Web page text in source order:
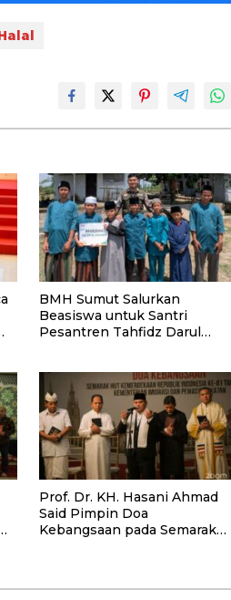
BMH Sumut Salurkan
Beasiswa untuk Santri
Pesantren Tahfidz Darul
Prof. Dr. KH. Hasani Ahmad
Said Pimpin Doa
Kebangsaan pada Semarak